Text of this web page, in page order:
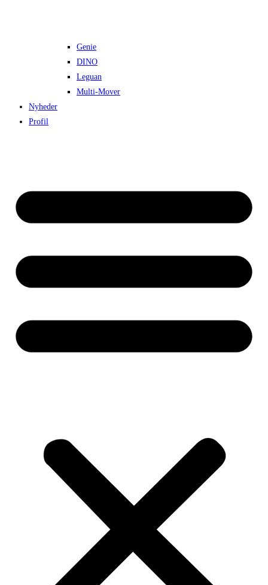
Genie
DINO
Leguan
Multi-Mover
Nyheder
Profil